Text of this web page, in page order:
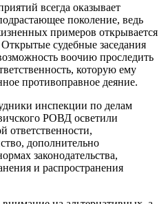
всегда оказывает
поколение, ведь
примеров открывается
судебные заседания
воочию проследить
которую ему
противоправное деяние.
инспекции по делам
РОВД осветили
ответственности,
дополнительно
законодательства,
и распространения